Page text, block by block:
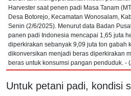
Harvester saat penen padi Masa Tanam
Desa Botorejo, Kecamatan Wonosalam,
Senin (2/6/2025). Menurut data Badan
panen padi Indonesia mencapai 1,65 juta
diperkirakan sebanyak 9,09 juta ton gabah
dikonversikan menjadi beras diperkirakan
beras untuk konsumsi pangan penduduk. -
Untuk petani padi, kondisi